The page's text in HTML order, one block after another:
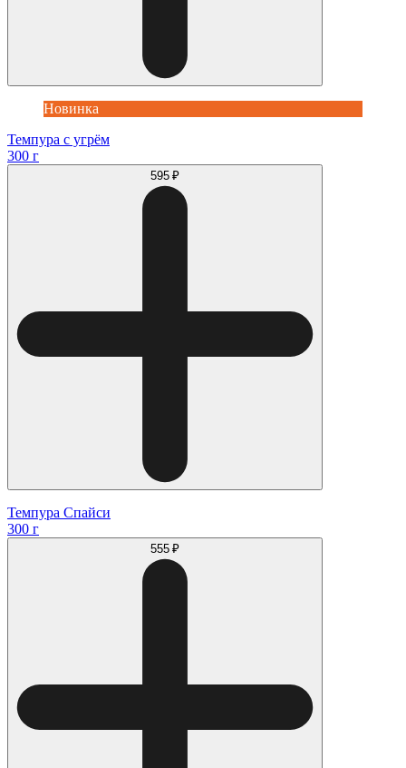
Новинка
Темпура с угрём
300 г
595 ₽
Темпура Спайси
300 г
555 ₽